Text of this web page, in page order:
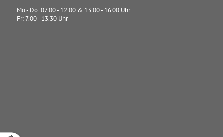
Mo - Do: 07.00 - 12.00 & 13.00 - 16.00 Uhr
Fr: 7.00 - 13.30 Uhr